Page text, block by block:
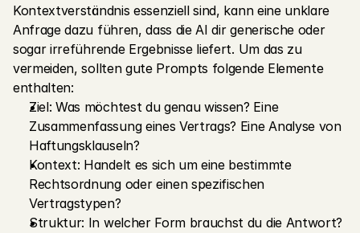
Kontextverständnis essenziell sind, kann eine unklare
Anfrage dazu führen, dass die AI dir generische oder
sogar irreführende Ergebnisse liefert. Um das zu
vermeiden, sollten gute Prompts folgende Elemente
enthalten:
Ziel: Was möchtest du genau wissen? Eine
Zusammenfassung eines Vertrags? Eine Analyse von
Haftungsklauseln?
Kontext: Handelt es sich um eine bestimmte
Rechtsordnung oder einen spezifischen
Vertragstypen?
Struktur: In welcher Form brauchst du die Antwort?